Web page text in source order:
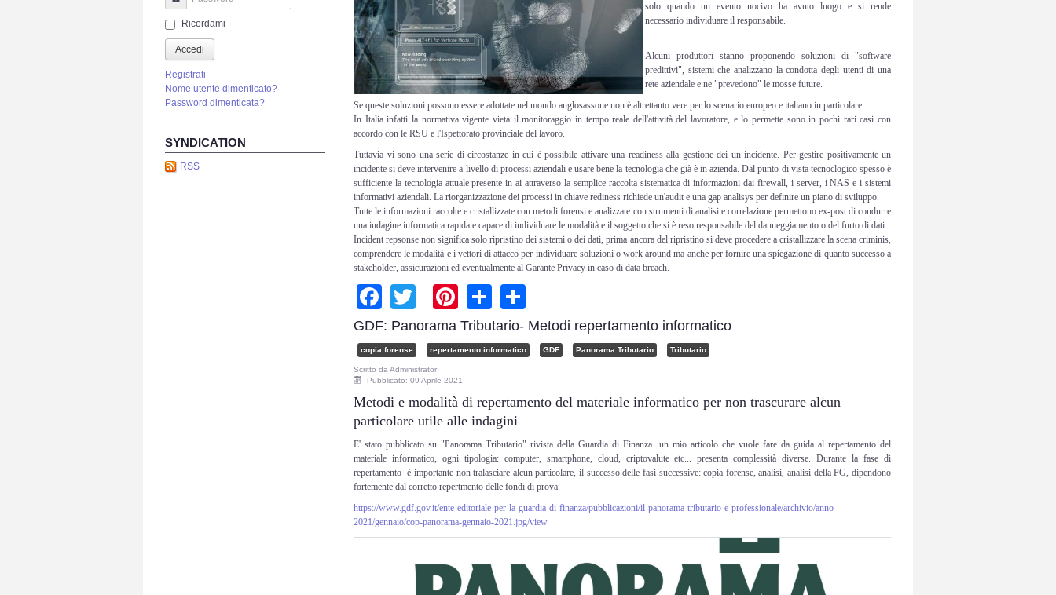
Password
Ricordami
Accedi
Registrati
Nome utente dimenticato?
Password dimenticata?
SYNDICATION
RSS
solo quando un evento nocivo ha avuto luogo e si rende
necessario individuare il responsabile.
Alcuni produttori stanno proponendo soluzioni di "software
predittivi", sistemi che analizzano la condotta degli utenti di una
rete aziendale e ne "prevedono" le mosse future.
Se queste soluzioni possono essere adottate nel mondo anglosassone non è altrettanto vere per lo scenario europeo e italiano in particolare.
In Italia infatti la normativa vigente vieta il monitoraggio in tempo reale dell'attività del lavoratore, e lo permette sono in pochi rari casi con
accordo con le RSU e l'Ispettorato provinciale del lavoro.
Tuttavia vi sono una serie di circostanze in cui è possibile attivare una readiness alla gestione dei un incidente. Per gestire positivamente un
incidente si deve intervenire a livello di processi aziendali e usare bene la tecnologia che già è in azienda. Dal punto di vista tecnoclogico spesso è
sufficiente la tecnologia attuale presente in ai attraverso la semplice raccolta sistematica di informazioni dai firewall, i server, i NAS e i sistemi
informativi aziendali. La riorganizzazione dei processi in chiave rediness richiede un'audit e una gap analisys per definire un piano di sviluppo.
Tutte le informazioni raccolte e cristallizzate con metodi forensi e analizzate con strumenti di analisi e correlazione permettono ex-post di condurre
una indagine informatica rapida e capace di individuare le modalità e il soggetto che si è reso responsabile del danneggiamento o del furto di dati
Incident repsonse non significa solo ripristino dei sistemi o dei dati, prima ancora del ripristino si deve procedere a cristallizzare la scena criminis,
comprendere le modalità e i vettori di attacco per individuare soluzioni o work around ma anche per fornire una spiegazione di quanto successo a
stakeholder, assicurazioni ed eventualmente al Garante Privacy in caso di data breach.
Facebook
TwitterPinterest
Share
GDF: Panorama Tributario- Metodi repertamento informatico
copia forense repertamento informatico GDF Panorama Tributario Tributario
Scritto da Administrator
Pubblicato: 09 Aprile 2021
Metodi e modalità di repertamento del materiale informatico per non trascurare alcun
particolare utile alle indagini
E' stato pubblicato su "Panorama Tributario" rivista della Guardia di Finanza un mio articolo che vuole fare da guida al repertamento del
materiale informatico, ogni tipologia: computer, smartphone, cloud, criptovalute etc... presenta complessità diverse. Durante la fase di
repertamento è importante non tralasciare alcun particolare, il successo delle fasi successive: copia forense, analisi, analisi della PG, dipendono
fortemente dal corretto repertmento delle fondi di prova.
https://www.gdf.gov.it/ente-editoriale-per-la-guardia-di-finanza/pubblicazioni/il-panorama-tributario-e-professionale/archivio/anno-
2021/gennaio/cop-panorama-gennaio-2021.jpg/view